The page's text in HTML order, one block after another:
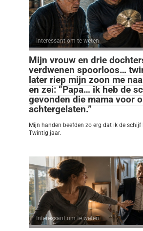
Interessant om te weten
Mijn vrouw en drie
verdwenen spoorloos…
later riep mijn zoon me
en zei: “Papa… ik heb de
gevonden die mama voor
achtergelaten.”
Mijn handen beefden zo erg dat ik de
Twintig jaar.
Interessant om te weten